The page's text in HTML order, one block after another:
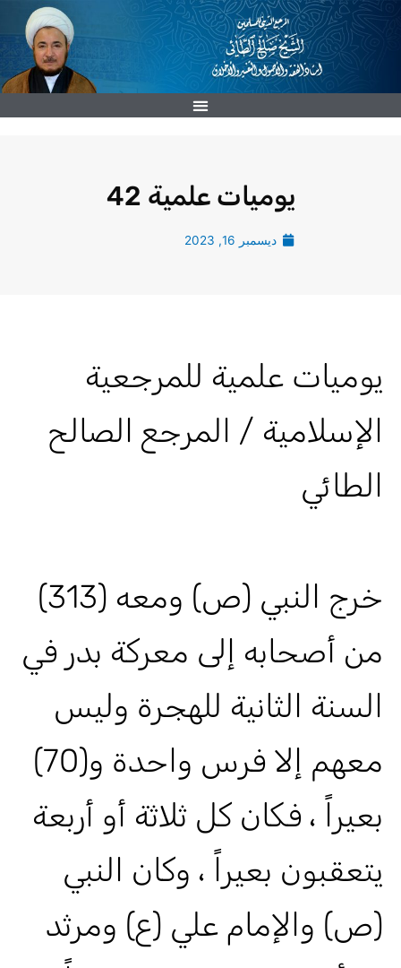
تخطي
يوميات علمية 42
ديسمبر 16, 2023
يوميات علمية للمرجعية
الإسلامية / المرجع الصالح
الطائي
خرج النبي (ص) ومعه (313)
من أصحابه إلى معركة بدر في
السنة الثانية للهجرة وليس
معهم إلا فرس واحدة و(70)
بعيراً ، فكان كل ثلاثة أو أربعة
يتعقبون بعيراً ، وكان النبي
(ص) والإمام علي (ع) ومرثد